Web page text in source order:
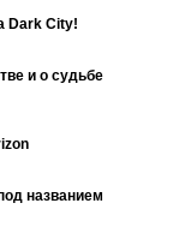
Dark City!
и о судьбе
названием